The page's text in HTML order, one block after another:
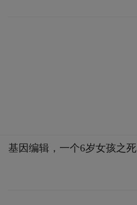
基因编辑，一个6岁女孩之死